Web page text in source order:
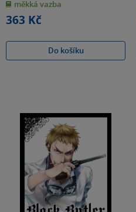
5
hvězdiček
měkká vazba
363 Kč
Do košíku